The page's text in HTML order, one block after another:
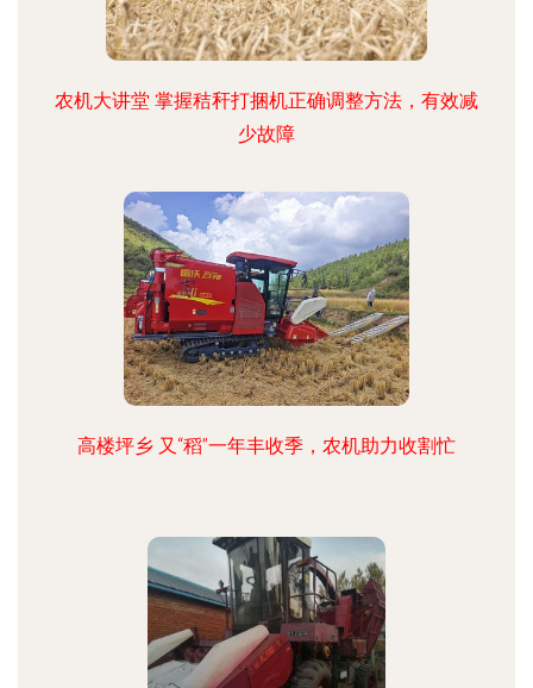
农机大讲堂 掌握秸秆打捆机正确调整方法，有效减
少故障
高楼坪乡 又“稻”一年丰收季，农机助力收割忙